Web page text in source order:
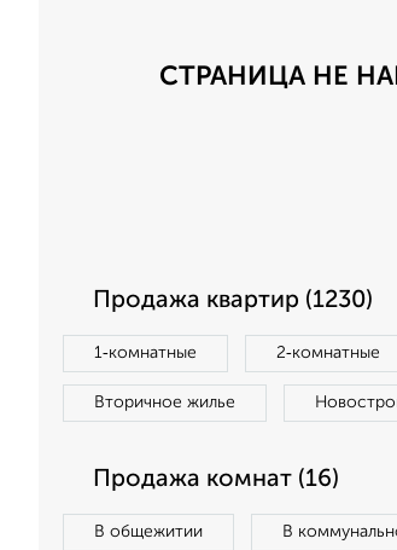
СТРАНИЦА НЕ
Продажа квартир (1230)
1‑комнатные 2‑комнатные
Вторичное жилье
Продажа комнат (16)
В общежитии В